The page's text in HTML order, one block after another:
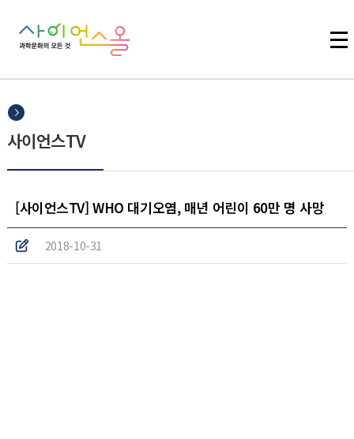
사이언스TV
[사이언스TV] WHO 대기오염, 매년 어린이 60만 명 사망
2018-10-31